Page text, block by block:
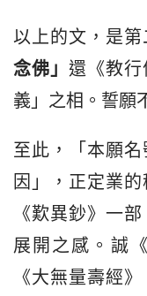
以上的文，是
念佛」 還《教
義」之相。誓願
至此，「本願
因」，正定業
《歎異鈔》一
展開之感。誠
《大無量壽經